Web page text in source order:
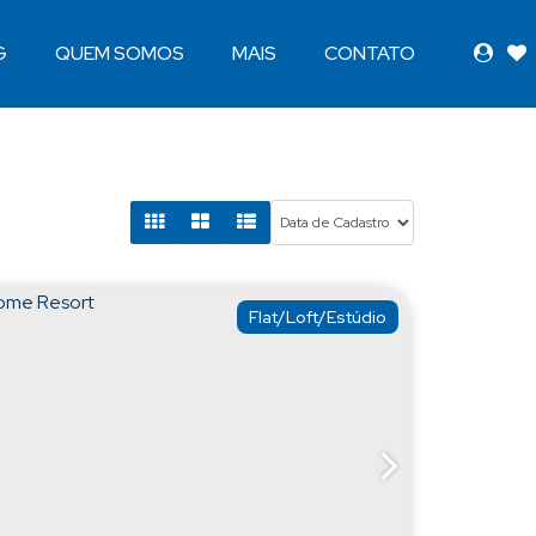
CONTATO
MAIS
QUEM SOMOS
Flat/Loft/Estúdio